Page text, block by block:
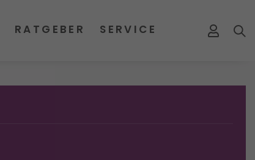
RATGEBER SERVICE